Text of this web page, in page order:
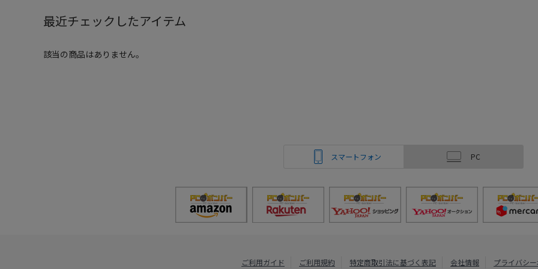
最近チェックしたアイテム
該当の商品はありません。
スマートフォン PC
ご利用ガイド ご利用規約 特定商取引法に基づく表記 会社情報 プライバシ